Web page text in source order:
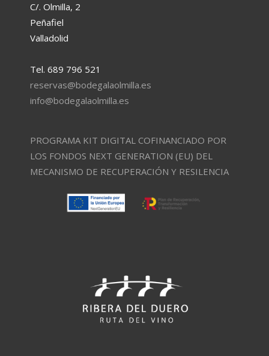
C/. Olmilla, 2
Peñafiel
Valladolid
Tel. 689 796 521
reservas@bodegalaolmilla.es
info@bodegalaolmilla.es
PROGRAMA KIT DIGITAL COFINANCIADO POR
LOS FONDOS NEXT GENERATION (EU) DEL
MECANISMO DE RECUPERACIÓN Y RESILENCIA